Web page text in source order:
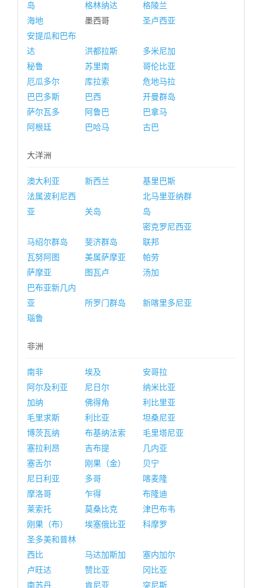
岛
格林纳达
格陵兰
海地
墨西哥
圣卢西亚
安提瓜和巴布
达
洪都拉斯
多米尼加
秘鲁
苏里南
哥伦比亚
厄瓜多尔
库拉索
危地马拉
巴巴多斯
巴西
开曼群岛
萨尔瓦多
阿鲁巴
巴拿马
阿根廷
巴哈马 古巴
大洋洲
澳大利亚 新西兰
基里巴斯
法属波利尼西
亚
关岛
北马里亚纳群
岛
马绍尔群岛 斐济群岛
密克罗尼西亚
联邦
瓦努阿图
美属萨摩亚
帕劳
萨摩亚
图瓦卢
汤加
巴布亚新几内
亚
所罗门群岛
新喀里多尼亚
瑙鲁
非洲
南非 埃及
安哥拉
阿尔及利亚
尼日尔
纳米比亚
加纳
佛得角
利比里亚
毛里求斯
利比亚
坦桑尼亚
博茨瓦纳
布基纳法索
毛里塔尼亚
塞拉利昂
吉布提
几内亚
塞舌尔
刚果（金）
贝宁
尼日利亚
多哥
喀麦隆
摩洛哥
乍得
布隆迪
莱索托
莫桑比克
津巴布韦
刚果（布）
埃塞俄比亚
科摩罗
圣多美和普林
西比
马达加斯加
塞内加尔
卢旺达
赞比亚
冈比亚
南苏丹
肯尼亚 突尼斯